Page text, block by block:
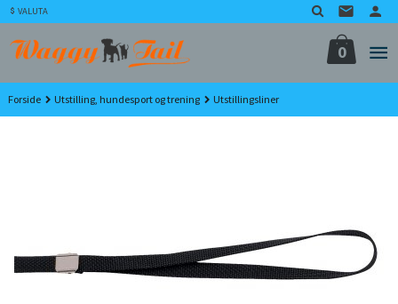
Gå
til
innholdet
VALUTA
0
Forside Utstilling, hundesport og trening Utstillingsliner